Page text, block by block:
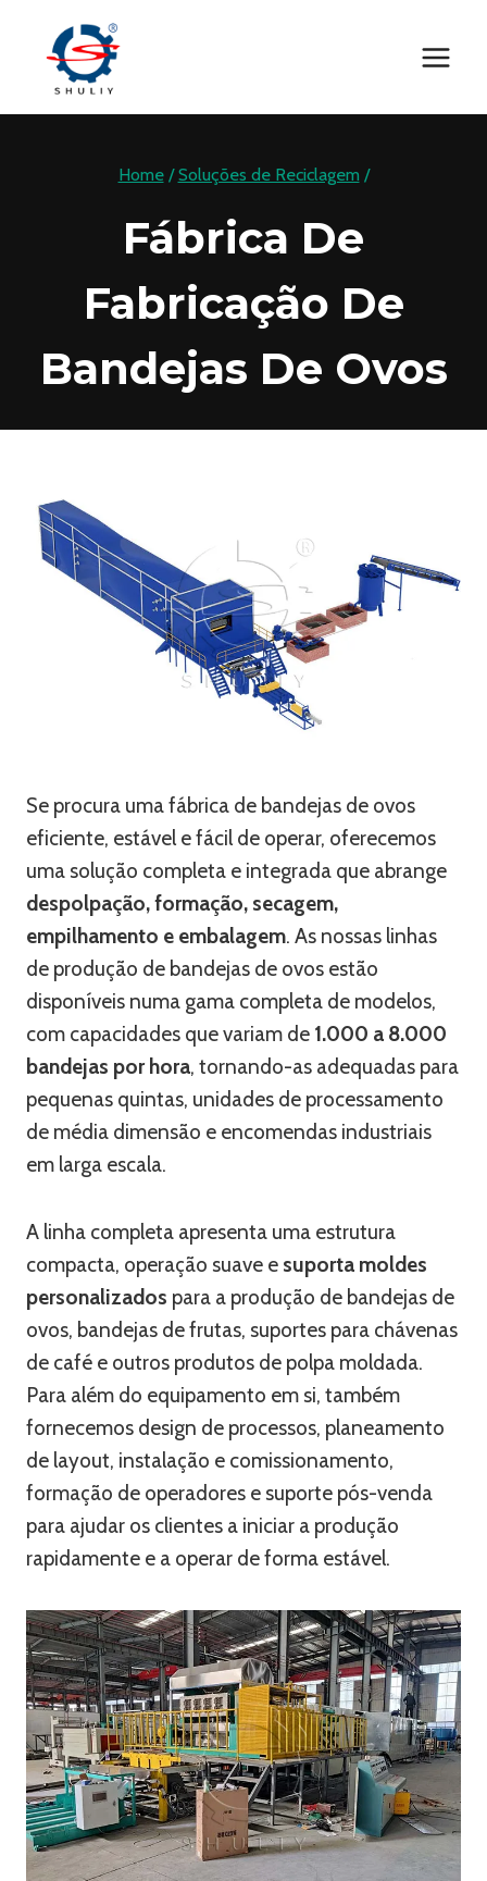
content
Home / Soluções de Reciclagem /
Fábrica De
Fabricação De
Bandejas De Ovos
Se procura uma fábrica de bandejas de ovos
eficiente, estável e fácil de operar, oferecemos
uma solução completa e integrada que abrange
despolpação, formação, secagem,
empilhamento e embalagem. As nossas linhas
de produção de bandejas de ovos estão
disponíveis numa gama completa de modelos,
com capacidades que variam de 1.000 a 8.000
bandejas por hora, tornando-as adequadas para
pequenas quintas, unidades de processamento
de média dimensão e encomendas industriais
em larga escala.
A linha completa apresenta uma estrutura
compacta, operação suave e suporta moldes
personalizados para a produção de bandejas de
ovos, bandejas de frutas, suportes para chávenas
de café e outros produtos de polpa moldada.
Para além do equipamento em si, também
fornecemos design de processos, planeamento
de layout, instalação e comissionamento,
formação de operadores e suporte pós-venda
para ajudar os clientes a iniciar a produção
rapidamente e a operar de forma estável.